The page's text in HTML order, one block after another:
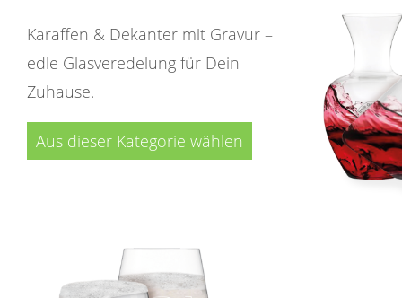
Karaffen & Dekanter mit Gravur –
edle Glasveredelung für Dein
Zuhause.
Aus dieser Kategorie wählen